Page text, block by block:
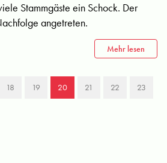
Stammgäste ein Schock. Der
angetreten.
Mehr lesen
18 19 20 21 22 23